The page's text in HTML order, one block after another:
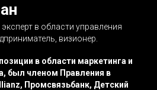
в области управления
визионер.
в области маркетинга и
был членом Правления в
Промсвязьбанк, Детский